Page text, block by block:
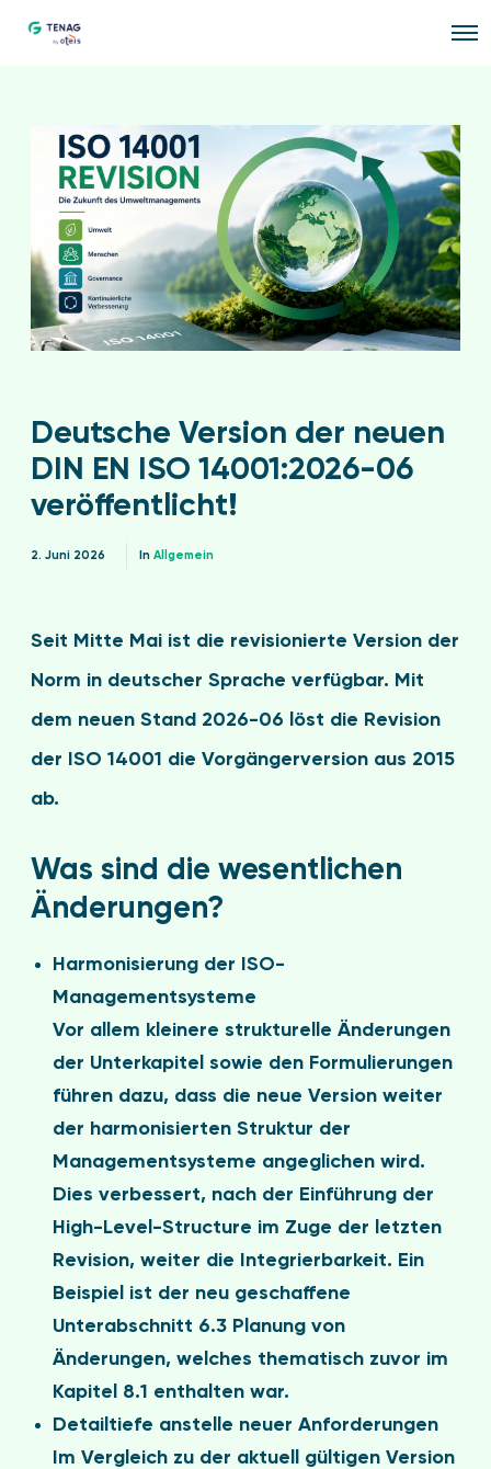
O
e
n
u
Deutsche Version der neuen
DIN EN ISO 14001:2026-06
veröffentlicht!
2. Juni 2026 In Allgemein
Seit Mitte Mai ist die revisionierte Version der
Norm in deutscher Sprache verfügbar. Mit
dem neuen Stand 2026-06 löst die Revision
der ISO 14001 die Vorgängerversion aus 2015
ab.
Was sind die wesentlichen
Änderungen?
Harmonisierung der ISO-
Managementsysteme
Vor allem kleinere strukturelle Änderungen
der Unterkapitel sowie den Formulierungen
führen dazu, dass die neue Version weiter
der harmonisierten Struktur der
Managementsysteme angeglichen wird.
Dies verbessert, nach der Einführung der
High-Level-Structure im Zuge der letzten
Revision, weiter die Integrierbarkeit. Ein
Beispiel ist der neu geschaffene
Unterabschnitt 6.3 Planung von
Änderungen, welches thematisch zuvor im
Kapitel 8.1 enthalten war.
Detailtiefe anstelle neuer Anforderungen
Im Vergleich zu der aktuell gültigen Version